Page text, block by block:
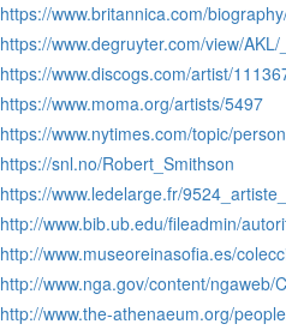
https://www.britannica.com/
https://www.degruyter.com/view/
https://www.discogs.com/artist/
https://www.moma.org/artists/5497
https://www.nytimes.com/topic/
https://snl.no/Robert_Smithson
https://www.ledelarge.fr/
http://www.bib.ub.edu/fileadmin/
http://www.museoreinasofia.es/
http://www.nga.gov/content/ngaweb/
http://www.the-athenaeum.org/